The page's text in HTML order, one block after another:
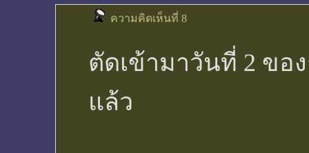
ความคิดเห็นที่ 8
ตัดเข้ามาวันที่ 2 ขอ
แล้ว